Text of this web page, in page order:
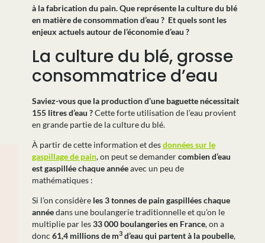
à la fabrication du pain. Que représente la culture du blé
en matière de consommation d’eau ? Et quels sont les
enjeux actuels autour de l’économie d’eau ?
La culture du blé, grosse
consommatrice d’eau
Saviez-vous que la production d’une baguette nécessitait
155 litres d’eau ?Cette forte utilisation de l’eau provient
en grande partie de la culture du blé.
À partir de cette information et desdonnées sur le
gaspillage de pain, on peut se demandercombien d’eau
est gaspillée chaque annéeavec un peu de
mathématiques :
Si l’on considèreles 3 tonnes de pain gaspillées chaque
annéedans une boulangerie traditionnelle et qu’on le
multiplie par les33 000 boulangeries en France, on a
donc 61,4 millions de m3d’eau qui partent à la poubelle,